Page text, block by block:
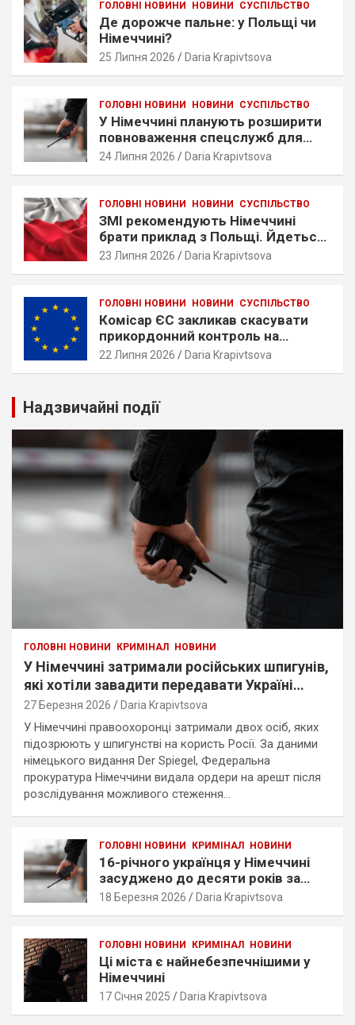
ГОЛОВНІ НОВИНИ НОВИНИ СУСПІЛЬСТВО
Де дорожче пальне: у Польщі чи
Німеччині?
25 Липня 2026 Daria Krapivtsova
ГОЛОВНІ НОВИНИ НОВИНИ СУСПІЛЬСТВО
У Німеччині планують розширити
повноваження спецслужб для
цифрового стеження
24 Липня 2026 Daria Krapivtsova
ГОЛОВНІ НОВИНИ НОВИНИ СУСПІЛЬСТВО
ЗМІ рекомендують Німеччині
брати приклад з Польщі. Йдеться
про ставлення до українців
23 Липня 2026 Daria Krapivtsova
ГОЛОВНІ НОВИНИ НОВИНИ СУСПІЛЬСТВО
Комісар ЄС закликав скасувати
прикордонний контроль на
кордонах Німеччини
22 Липня 2026 Daria Krapivtsova
Надзвичайні події
ГОЛОВНІ НОВИНИ КРИМІНАЛ НОВИНИ
У Німеччині затримали російських шпигунів,
які хотіли завадити передавати Україні
дрони
27 Березня 2026 Daria Krapivtsova
У Німеччині правоохоронці затримали двох осіб, яких
підозрюють у шпигунстві на користь Росії. За даними
німецького видання Der Spiegel, Федеральна
прокуратура Німеччини видала ордери на арешт після
розслідування можливого стеження…
ГОЛОВНІ НОВИНИ КРИМІНАЛ НОВИНИ
16-річного українця у Німеччині
засуджено до десяти років за
ненавмисне вбивство
18 Березня 2026 Daria Krapivtsova
ГОЛОВНІ НОВИНИ КРИМІНАЛ НОВИНИ
Ці міста є найнебезпечнішими у
Німеччині
17 Січня 2025 Daria Krapivtsova